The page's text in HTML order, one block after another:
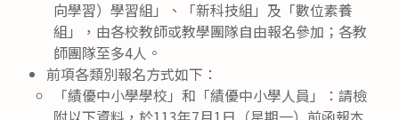
向學習）學習組」、「新科技組」及「數位素養
組」，由各校教師或教學團隊自由報名參加；各教
師團隊至多4人。
前項各類別報名方式如下：
「績優中小學學校」和「績優中小學人員」：請檢